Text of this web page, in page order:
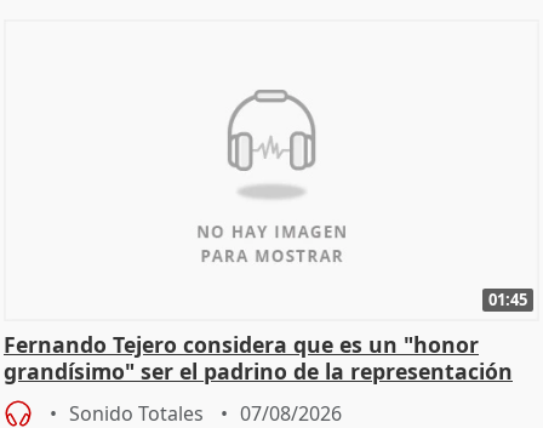
01:45
Fernando Tejero considera que es un "honor
grandísimo" ser el padrino de la representación
Sonido Totales 07/08/2026